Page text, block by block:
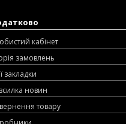
кабінет
замовлень
закладки
новин
товару